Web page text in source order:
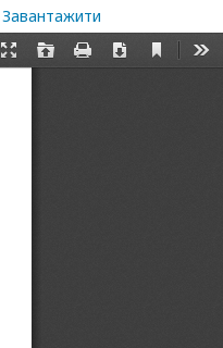
Завантажити